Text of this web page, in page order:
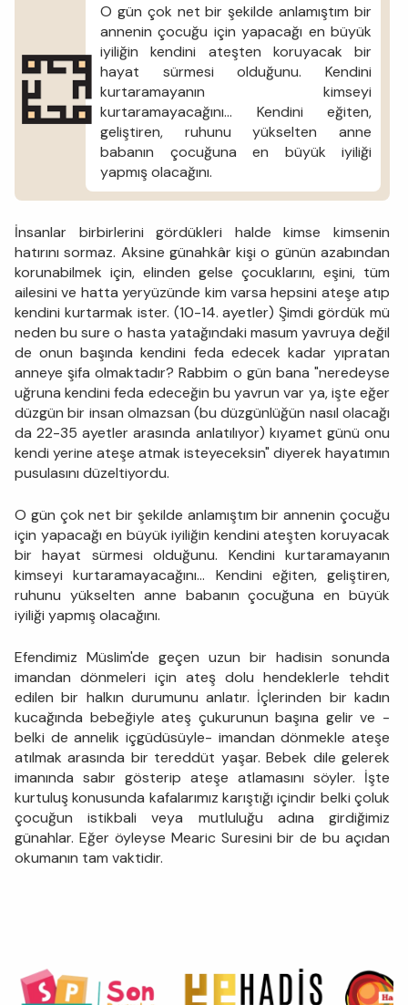
O gün çok net bir şekilde anlamıştım bir
annenin çocuğu için yapacağı en büyük
iyiliğin kendini ateşten koruyacak bir
hayat sürmesi olduğunu. Kendini
kurtaramayanın kimseyi
kurtaramayacağını… Kendini eğiten,
geliştiren, ruhunu yükselten anne
babanın çocuğuna en büyük iyiliği
yapmış olacağını.
İnsanlar birbirlerini gördükleri halde kimse kimsenin
hatırını sormaz. Aksine günahkâr kişi o günün azabından
korunabilmek için, elinden gelse çocuklarını, eşini, tüm
ailesini ve hatta yeryüzünde kim varsa hepsini ateşe atıp
kendini kurtarmak ister. (10-14. ayetler) Şimdi gördük mü
neden bu sure o hasta yatağındaki masum yavruya değil
de onun başında kendini feda edecek kadar yıpratan
anneye şifa olmaktadır? Rabbim o gün bana "neredeyse
uğruna kendini feda edeceğin bu yavrun var ya, işte eğer
düzgün bir insan olmazsan (bu düzgünlüğün nasıl olacağı
da 22-35 ayetler arasında anlatılıyor) kıyamet günü onu
kendi yerine ateşe atmak isteyeceksin" diyerek hayatımın
pusulasını düzeltiyordu.
O gün çok net bir şekilde anlamıştım bir annenin çocuğu
için yapacağı en büyük iyiliğin kendini ateşten koruyacak
bir hayat sürmesi olduğunu. Kendini kurtaramayanın
kimseyi kurtaramayacağını… Kendini eğiten, geliştiren,
ruhunu yükselten anne babanın çocuğuna en büyük
iyiliği yapmış olacağını.
Efendimiz Müslim'de geçen uzun bir hadisin sonunda
imandan dönmeleri için ateş dolu hendeklerle tehdit
edilen bir halkın durumunu anlatır. İçlerinden bir kadın
kucağında bebeğiyle ateş çukurunun başına gelir ve -
belki de annelik içgüdüsüyle- imandan dönmekle ateşe
atılmak arasında bir tereddüt yaşar. Bebek dile gelerek
imanında sabır gösterip ateşe atlamasını söyler. İşte
kurtuluş konusunda kafalarımız karıştığı içindir belki çoluk
çocuğun istikbali veya mutluluğu adına girdiğimiz
günahlar. Eğer öyleyse Mearic Suresini bir de bu açıdan
okumanın tam vaktidir.